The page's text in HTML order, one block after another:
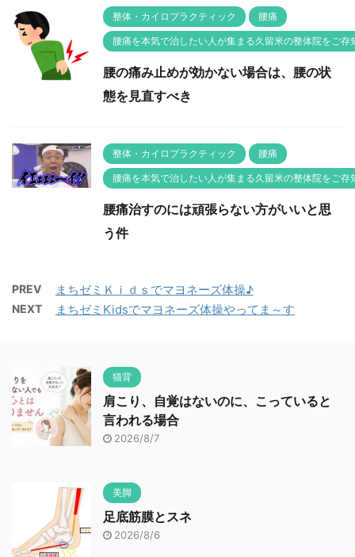
整体・カイロプラクティック 腰痛
腰痛を本気で治したい人が集まる久留米の整体院をご存
腰の痛み止めが効かない場合は、腰の状
態を見直すべき
整体・カイロプラクティック 腰痛
腰痛を本気で治したい人が集まる久留米の整体院をご存
腰痛治すのには頑張らない方がいいと思
う件
PREV まちゼミＫｉｄｓでマヨネーズ体操♪
NEXT まちゼミKidsでマヨネーズ体操やってま～す
猫背
肩こり、自覚はないのに、こっていると
言われる場合
2026/8/7
美脚
足底筋膜とスネ
2026/8/6